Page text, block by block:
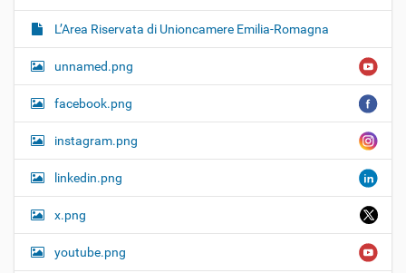
L’Area Riservata di Unioncamere Emilia-Romagna
unnamed.png
facebook.png
instagram.png
linkedin.png
x.png
youtube.png